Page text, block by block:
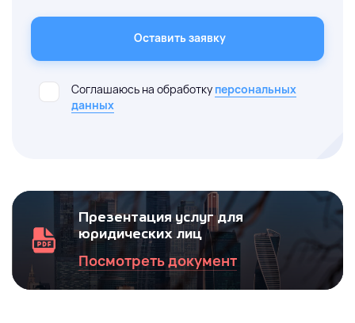
Оставить заявку
Соглашаюсь на обработку персональных
данных
Презентация услуг для
юридических лиц
Посмотреть документ